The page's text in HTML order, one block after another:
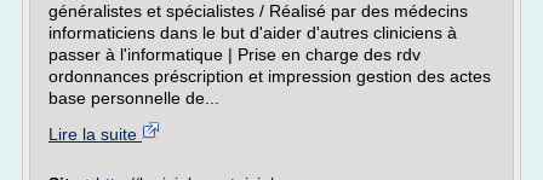
généralistes et spécialistes / Réalisé par des médecins
informaticiens dans le but d'aider d'autres cliniciens à
passer à l'informatique | Prise en charge des rdv
ordonnances préscription et impression gestion des actes
base personnelle de...
Lire la suite